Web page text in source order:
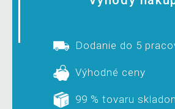
Dodanie do 5
Výhodné ceny
99 % tovaru